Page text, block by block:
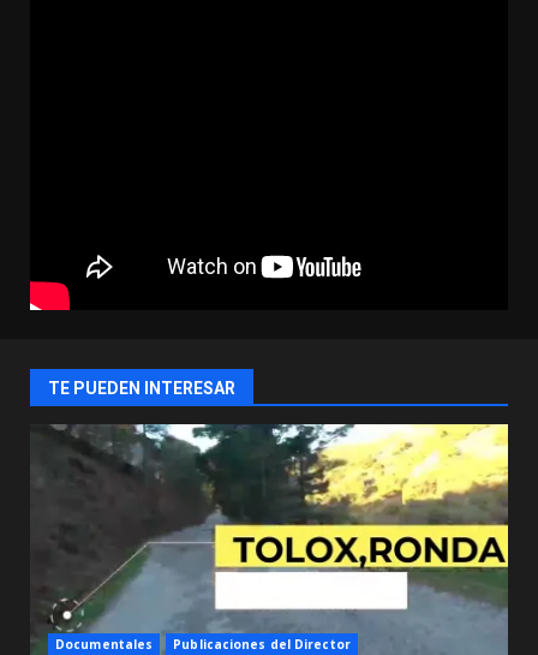
TE PUEDEN INTERESAR
Documentales
Publicaciones del Director